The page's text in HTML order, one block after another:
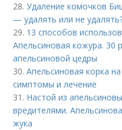
28.Удаление комочков
— удалять или не
29. 13 способов
Апельсиновая кожура. 30
апельсиновой цедры
30.Апельсиновая корка
симптомы и лечение
31. Настой из
вредителями.
жука